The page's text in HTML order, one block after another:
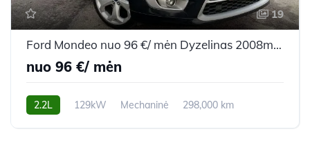
19
Ford Mondeo nuo 96 €/ mėn Dyzelinas 2008m. Universalas Mechaninė
nuo 96 €/ mėn
2.2L 129kW Mechaninė
298,000 km